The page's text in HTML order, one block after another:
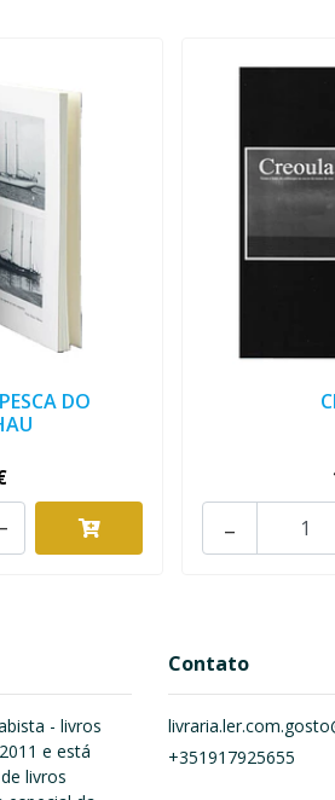
DO
-
- livros
e está
livros
Contato
+351917925655